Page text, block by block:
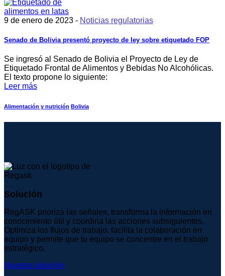
9 de enero de 2023 - Noticias regulatorias
Senado de Bolivia presentó proyecto de ley sobre etiquetado FOP
Se ingresó al Senado de Bolivia el Proyecto de Ley de
Etiquetado Frontal de Alimentos y Bebidas No Alcohólicas.
El texto propone lo siguiente:
Leer más
Alimentación y nutrición Bolivia
Solución
RegASK prioriza las señales, transforma la información en
conocimiento útil y coordina las acciones subsiguientes.
Optimiza los flujos de trabajo, facilita la colaboración en
equipo y permite que tu equipo se concentre en el trabajo
estratégico.
Nuestra solución